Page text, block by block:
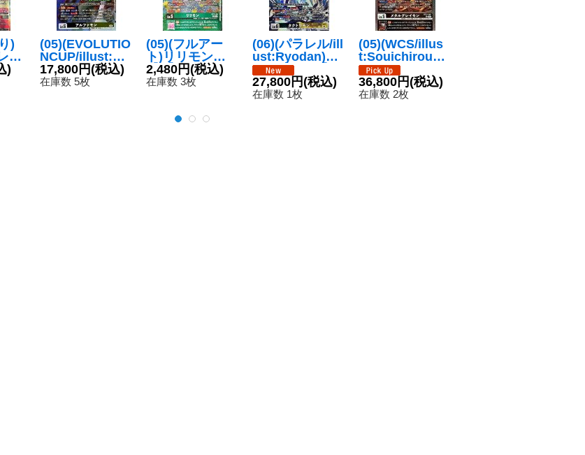
)
イ
イ
)
(05)(EVOLUTIO
NCUP/illust:Na
kanoHaito)アル
ファモン【S
17,800円(税込)
在庫数 5枚
(05)(フルアー
ト)リリモン
【R】{ST21-09}
《緑》
2,480円(税込)
在庫数 3枚
(06)(パラレル/ill
ust:Ryodan)タ
クトウモン【S
P】{EX12-057}
《多》
27,800円(税込)
在庫数 1枚
(05)(WCS/illus
t:SouichirouGu
njima)メタルグ
レイモン【R】
{BT21-061}
36,800円(税込)
在庫数 2枚